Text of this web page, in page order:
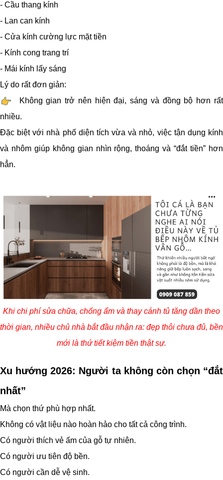
- Cầu thang kính
- Lan can kính
- Cửa kính cường lực mặt tiền
- Kính cong trang trí
- Mái kính lấy sáng
Lý do rất đơn giản:
Không gian trở nên hiện đại, sáng và đồng bộ hơn rất
nhiều.
Đặc biệt với nhà phố diện tích vừa và nhỏ, việc tận dụng kính
và nhôm giúp không gian nhìn rộng, thoáng và “đắt tiền” hơn
hẳn.
Khi chi phí sửa chữa, chống ẩm và thay cánh tủ tăng dần theo
thời gian, nhiều chủ nhà bắt đầu nhận ra: đẹp thôi chưa đủ, bền
mới là thứ tiết kiệm tiền thật sự.
Xu hướng 2026: Người ta không còn chọn “đắt
nhất”
Mà chọn thứ phù hợp nhất.
Không có vật liệu nào hoàn hảo cho tất cả công trình.
Có người thích vẻ ấm của gỗ tự nhiên.
Có người ưu tiên độ bền.
Có người cần dễ vệ sinh.